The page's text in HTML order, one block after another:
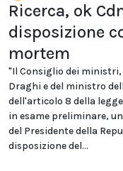
Ricerca, ok
disposizione
mortem
"Il Consiglio dei
Draghi e del ministro
dell'articolo 8 della
in esame preliminare,
del Presidente della
disposizione del...